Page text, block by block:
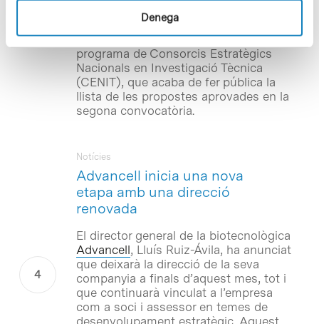
Denega
ha estat seleccionat entre els quinze
que el Ministeri d’Indústria, Turisme i
Comerç subvencionarà a través del
programa de Consorcis Estratègics
Nacionals en Investigació Tècnica
(CENIT), que acaba de fer pública la
llista de les propostes aprovades en la
segona convocatòria.
Advancell inicia una nova
etapa amb una direcció
renovada
Notícies
El director general de la biotecnològica
Advancell, Lluís Ruiz-Ávila, ha anunciat
que deixarà la direcció de la seva
companyia a finals d’aquest mes, tot i
que continuarà vinculat a l’empresa
com a soci i assessor en temes de
desenvolupament estratègic. Aquest